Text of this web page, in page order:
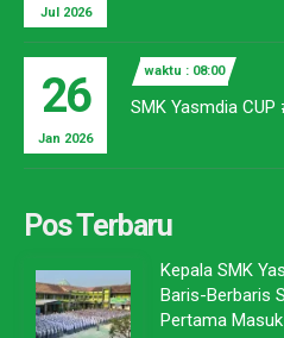
Jul 2026
26
Jan 2026
waktu : 08:00
SMK Yasmdia CUP
Pos Terbaru
Kepala SMK
Baris-Berbaris
Pertama